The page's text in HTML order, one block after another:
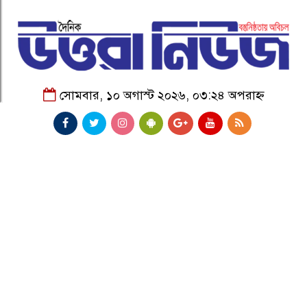
সোমবার, ১০ অগাস্ট ২০২৬, ০৩:২৪ অপরাহ্ন